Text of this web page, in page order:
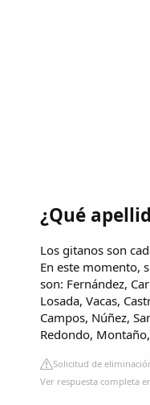
¿Qué
Los gitanos son
En este momento,
son: Fernández,
Losada, Vacas,
Campos, Núñez,
Redondo,
Solicitud de
Ver respuesta completa